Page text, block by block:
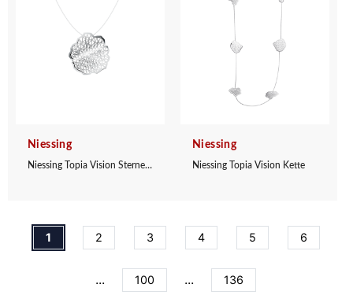
Niessing
Niessing Topia Vision Sternenhimmel Anhänger
Niessing
Niessing Topia Vision Kette
1 2 3 4 5 6
... 100 ... 136